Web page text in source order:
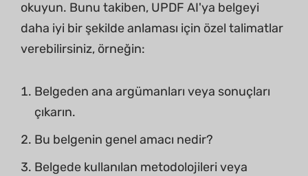
okuyun. Bunu takiben, UPDF AI'ya belgeyi
daha iyi bir şekilde anlaması için özel talimatlar
verebilirsiniz, örneğin:
Belgeden ana argümanları veya sonuçları
çıkarın.
Bu belgenin genel amacı nedir?
Belgede kullanılan metodolojileri veya